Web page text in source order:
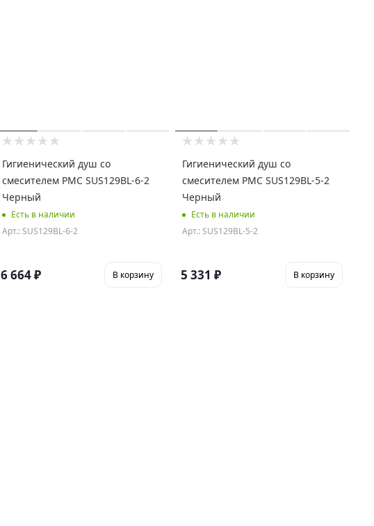
Гигиенический душ со
смесителем РМС SUS129BL-6-2
Черный
Есть в наличии
Арт.: SUS129BL-6-2
6 664₽ В корзину
Гигиенический душ со
смесителем РМС SUS129BL-5-2
Черный
Есть в наличии
Арт.: SUS129BL-5-2
5 331 ₽ В корзину